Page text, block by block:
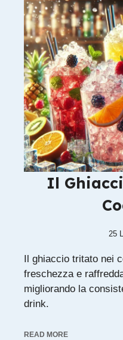
Il
25
Il ghiaccio tritato nei
freschezza e
migliorando la
drink.
READ MORE